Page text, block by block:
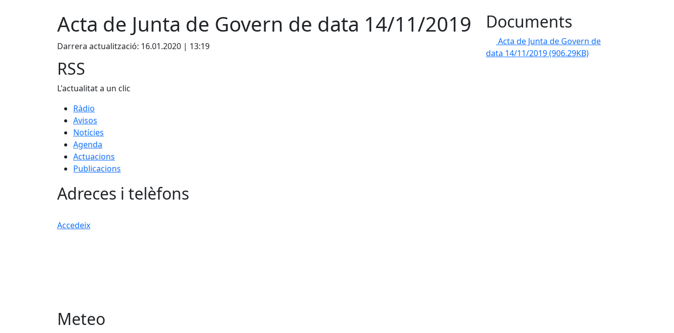
Acta de Junta de Govern de data 14/11/2019
Darrera actualització: 16.01.2020 | 13:19
Documents
Acta de Junta de Govern de
data 14/11/2019(906.29KB)
RSS
L'actualitat a un clic
Ràdio
Avisos
Notícies
Agenda
Actuacions
Publicacions
Adreces i telèfons
Accedeix
Meteo